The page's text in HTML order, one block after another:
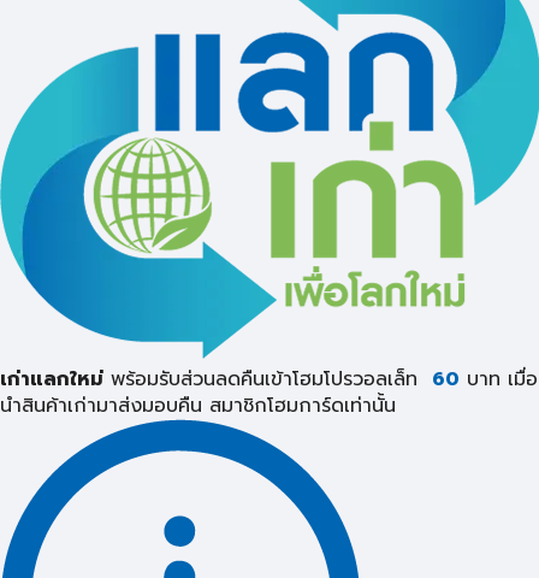
เก่าแลกใหม่ พร้อมรับส่วนลดคืนเข้าโฮมโปรวอลเล็ท 60 บาท เมื่อ
นำสินค้าเก่ามาส่งมอบคืน สมาชิกโฮมการ์ดเท่านั้น